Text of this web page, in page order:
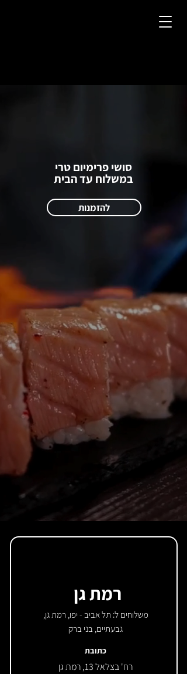
סושי פרימיום טרי
במשלוח עד הבית
להזמנות
רמת גן
משלוחים ל: תל אביב - יפו, רמת גן,
גבעתיים, בני ברק
כתובת
רח' בצלאל 13, רמת גן